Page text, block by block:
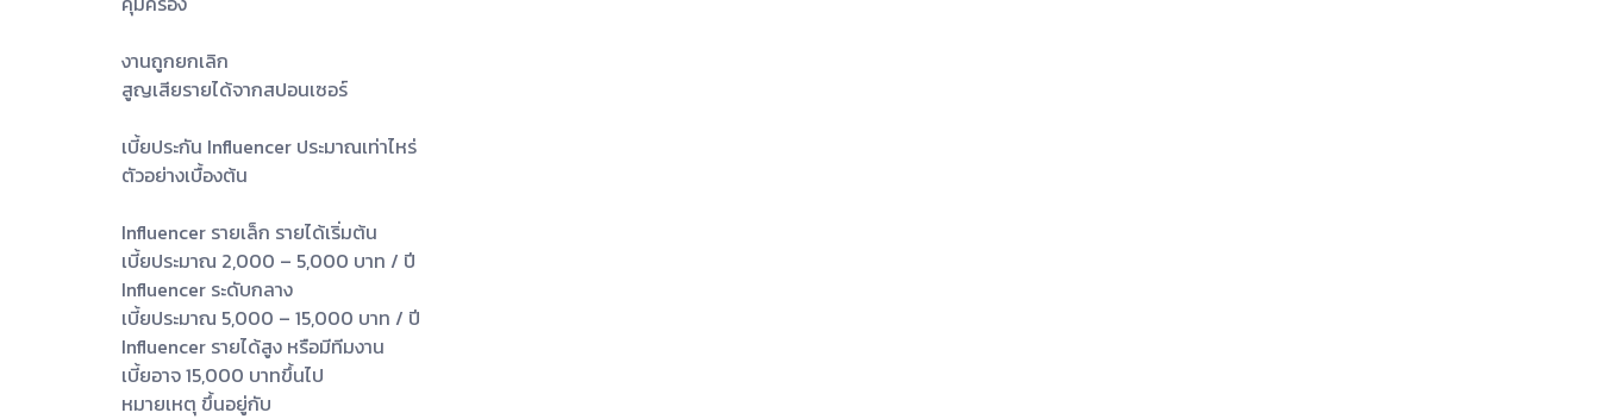
งานถูกยกเลิก
สูญเสียรายได้จากสปอนเซอร์
เบี้ยประกัน Influencer ประมาณเท่าไหร่
ตัวอย่างเบื้องต้น
Influencer รายเล็ก รายได้เริ่มต้น
เบี้ยประมาณ 2,000 – 5,000 บาท / ปี
Influencer ระดับกลาง
เบี้ยประมาณ 5,000 – 15,000 บาท / ปี
Influencer รายได้สูง หรือมีทีมงาน
เบี้ยอาจ 15,000 บาทขึ้นไป
หมายเหตุ ขึ้นอยู่กับ